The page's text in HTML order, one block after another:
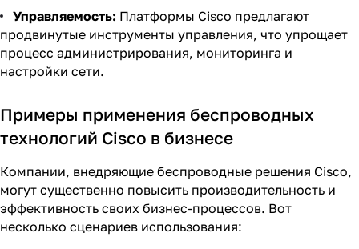
Управляемость: Платформы Cisco предлагают
продвинутые инструменты управления, что упрощает
процесс администрирования, мониторинга и
настройки сети.
Примеры применения беспроводных
технологий Cisco в бизнесе
Компании, внедряющие беспроводные решения Cisco,
могут существенно повысить производительность и
эффективность своих бизнес-процессов. Вот
несколько сценариев использования: